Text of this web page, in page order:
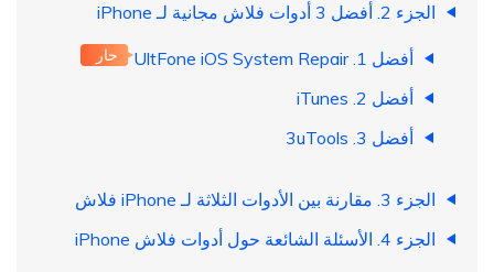
الجزء 2. أفضل 3 أدوات فلاش مجانية لـ iPhone
أفضل 1. UltFone iOS System Repair حار
أفضل 2. iTunes
أفضل 3. 3uTools
الجزء 3. مقارنة بين الأدوات الثلاثة لـ iPhone فلاش
الجزء 4. الأسئلة الشائعة حول أدوات فلاش iPhone